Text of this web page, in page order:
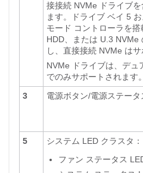
接接続 NVMe ドライブ
ます。ドライブ ベイ 5
モード コントローラを搭
HDD、または U.3 NVMe
し、直接接続 NVMe はサ
NVMe ドライブは、デュ
でのみサポートされます。
3 電源ボタン/電源ステータ
5
システム LED クラスタ：
ファン ステータス